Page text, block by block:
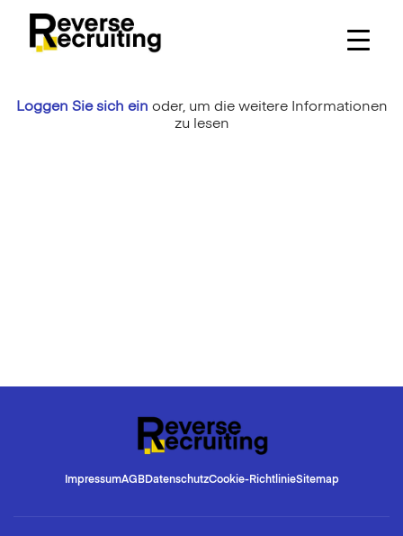
content
Loggen Sie sich ein oder, um die weitere Informationen
zu lesen
ImpressumAGBDatenschutzCookie-RichtlinieSitemap